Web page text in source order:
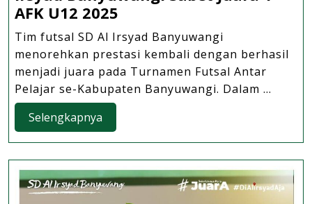
AFK U12 2025
Kemenangan
di
Semua
Pertandingan,
SD
Al
Irsyad
Banyuwangi
Tim futsal SD Al Irsyad Banyuwangi
menorehkan prestasi kembali dengan berhasil
menjadi juara pada Turnamen Futsal Antar
Pelajar se-Kabupaten Banyuwangi. Dalam ...
Selengkapnya